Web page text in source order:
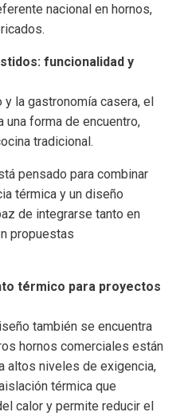
nacional en hornos,
funcionalidad y
la gastronomía casera, el
forma de encuentro,
tradicional.
pensado para combinar
térmica y un diseño
de integrarse tanto en
propuestas
térmico para proyectos
también se encuentra
hornos comerciales están
altos niveles de exigencia,
térmica que
calor y permite reducir el